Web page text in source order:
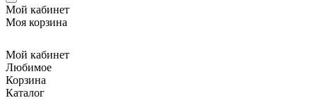
Мой кабинет
Моя корзина
Мой кабинет
Любимое
Корзина
Каталог